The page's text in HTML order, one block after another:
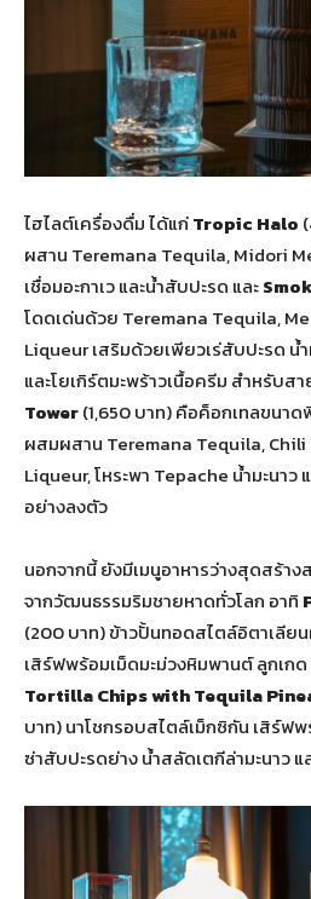
ไฮไลต์เครื่องดื่ม ได้แก่Tropic Halo
ผสาน Teremana Tequila, Midori
เชื่อมอะกาเว และน้ำสับปะรด และ
โดดเด่นด้วย Teremana Tequila,
Liqueur เสริมด้วยเพียวเร่สับปะรด น้
และโยเกิร์ตมะพร้าวเนื้อครีม สำหรับส
Tower(1,650 บาท) คือค็อกเทลขนา
ผสมผสาน Teremana Tequila,
Liqueur, โหระพา Tepache น้ำมะนาว
อย่างลงตัว
นอกจากนี้ ยังมีเมนูอาหารว่างสุดสร้า
จากวัฒนธรรมริมชายหาดทั่วโลก อาทิ
(200 บาท) ข้าวปั้นทอดสไตล์อิตาเลีย
เสิร์ฟพร้อมเม็ดมะม่วงหิมพานต์ ลูกเก
Tortilla Chips with Tequila
บาท) นาโชกรอบสไตล์เม็กซิกัน เสิร์ฟพ
ซ่าสับปะรดย่าง น้ำสลัดเตกีล่ามะนาว แ